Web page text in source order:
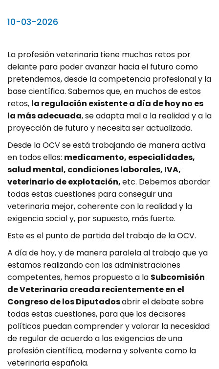
10-03-2026
La profesión veterinaria tiene muchos retos por
delante para poder avanzar hacia el futuro como
pretendemos, desde la competencia profesional y la
base científica. Sabemos que, en muchos de estos
retos, la regulación existente a día de hoy no es
la más adecuada, se adapta mal a la realidad y a la
proyección de futuro y necesita ser actualizada.
Desde la OCV se está trabajando de manera activa
en todos ellos: medicamento, especialidades,
salud mental, condiciones laborales, IVA,
veterinario de explotación,etc. Debemos abordar
todas estas cuestiones para conseguir una
veterinaria mejor, coherente con la realidad y la
exigencia social y, por supuesto, más fuerte.
Este es el punto de partida del trabajo de la OCV.
A día de hoy, y de manera paralela al trabajo que ya
estamos realizando con las administraciones
competentes, hemos propuesto a la Subcomisión
de Veterinaria creada recientemente en el
Congreso de los Diputadosabrir el debate sobre
todas estas cuestiones, para que los decisores
políticos puedan comprender y valorar la necesidad
de regular de acuerdo a las exigencias de una
profesión científica, moderna y solvente como la
veterinaria española.